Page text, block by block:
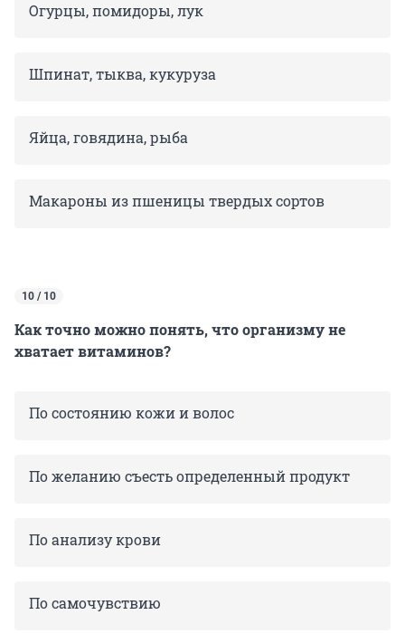
Огурцы, помидоры, лук
Шпинат, тыква, кукуруза
Яйца, говядина, рыба
Макароны из пшеницы твердых сортов
10 / 10
Как точно можно понять, что организму не
хватает витаминов?
По состоянию кожи и волос
По желанию съесть определенный продукт
По анализу крови
По самочувствию